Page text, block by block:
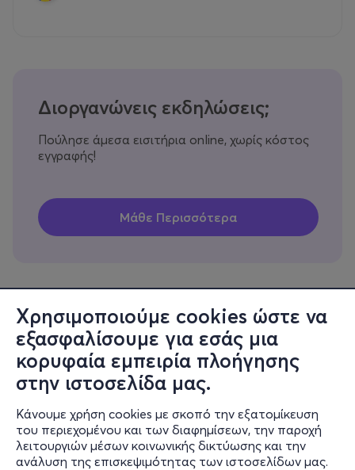
Χρησιμοποιούμε cookies ώστε να
εξασφαλίσουμε για εσάς μια
κορυφαία εμπειρία πλοήγησης
στην ιστοσελίδα μας.
Κάνουμε χρήση cookies με σκοπό την εξατομίκευση
του περιεχομένου και των διαφημίσεων, την παροχή
λειτουργιών μέσων κοινωνικής δικτύωσης και την
ανάλυση της επισκεψιμότητας των ιστοσελίδων μας.
Διοργανώνεις εκδηλώσεις;
Πούλησε άμεσα εισιτήρια online, χωρίς κόστος
εγγραφής!
Πληροφορίες
Υποστήριξη
Stay Connected